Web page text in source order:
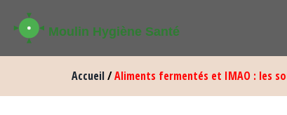
Accueil/Aliments fermentés et IMAO : les